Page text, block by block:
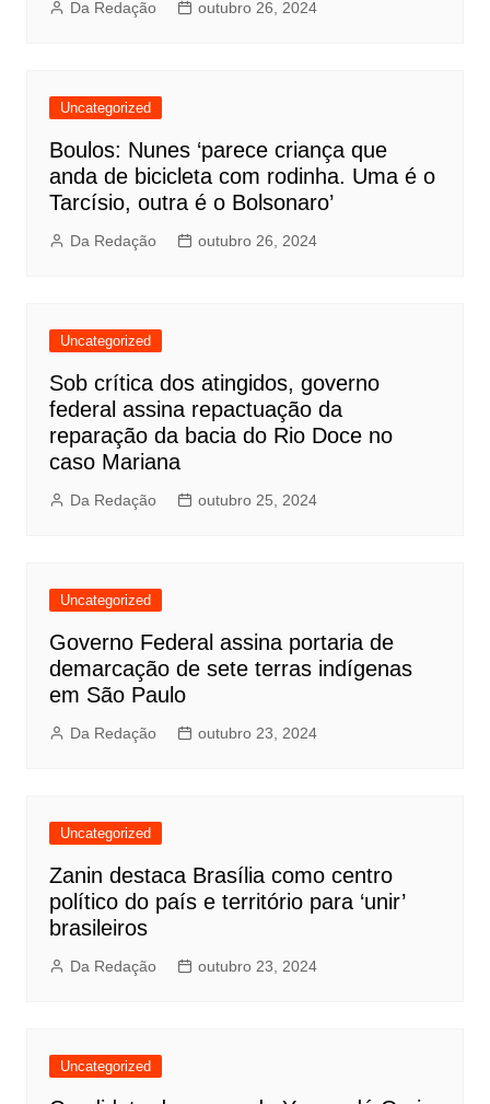
Da Redação outubro 26, 2024
Uncategorized
Boulos: Nunes ‘parece criança que
anda de bicicleta com rodinha. Uma é o
Tarcísio, outra é o Bolsonaro’
Da Redação outubro 26, 2024
Uncategorized
Sob crítica dos atingidos, governo
federal assina repactuação da
reparação da bacia do Rio Doce no
caso Mariana
Da Redação outubro 25, 2024
Uncategorized
Governo Federal assina portaria de
demarcação de sete terras indígenas
em São Paulo
Da Redação outubro 23, 2024
Uncategorized
Zanin destaca Brasília como centro
político do país e território para ‘unir’
brasileiros
Da Redação outubro 23, 2024
Uncategorized